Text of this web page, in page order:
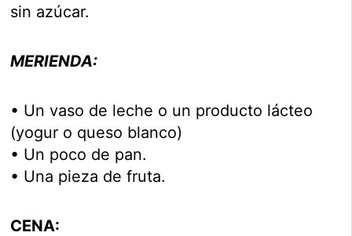
sin azúcar.
MERIENDA:
• Un vaso de leche o un producto lácteo
(yogur o queso blanco)
• Un poco de pan.
• Una pieza de fruta.
CENA: